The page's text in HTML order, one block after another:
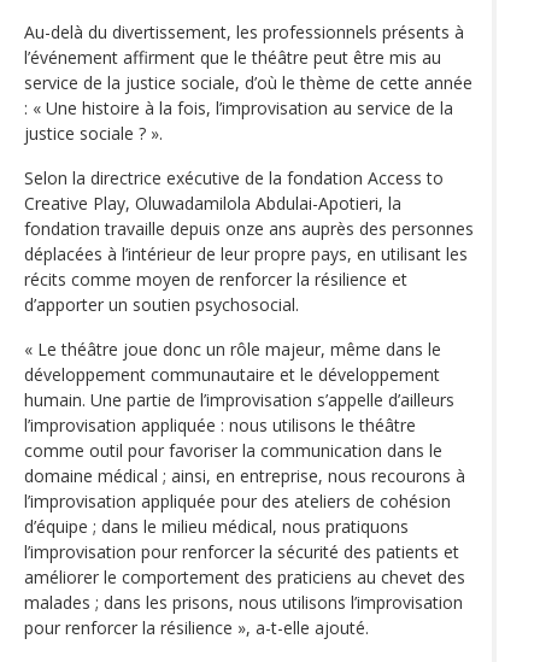
Au-delà du divertissement, les professionnels présents à
l’événement affirment que le théâtre peut être mis au
service de la justice sociale, d’où le thème de cette année
: « Une histoire à la fois, l’improvisation au service de la
justice sociale ? ».
Selon la directrice exécutive de la fondation Access to
Creative Play, Oluwadamilola Abdulai-Apotieri, la
fondation travaille depuis onze ans auprès des personnes
déplacées à l’intérieur de leur propre pays, en utilisant les
récits comme moyen de renforcer la résilience et
d’apporter un soutien psychosocial.
« Le théâtre joue donc un rôle majeur, même dans le
développement communautaire et le développement
humain. Une partie de l’improvisation s’appelle d’ailleurs
l’improvisation appliquée : nous utilisons le théâtre
comme outil pour favoriser la communication dans le
domaine médical ; ainsi, en entreprise, nous recourons à
l’improvisation appliquée pour des ateliers de cohésion
d’équipe ; dans le milieu médical, nous pratiquons
l’improvisation pour renforcer la sécurité des patients et
améliorer le comportement des praticiens au chevet des
malades ; dans les prisons, nous utilisons l’improvisation
pour renforcer la résilience », a-t-elle ajouté.